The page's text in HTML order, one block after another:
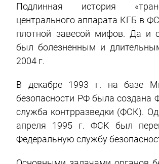
Подлинная история
центрального аппарата КГБ в
плотной завесой мифов. Да и
был болезненным и
2004 г.
В декабре 1993 г. на базе
безопасности РФ была создана
служба контрразведки (ФСК).
апреля 1995 г. ФСК был
Федеральную службу